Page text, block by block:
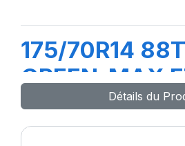
175/70R14
GREEN-MAX
Détails du